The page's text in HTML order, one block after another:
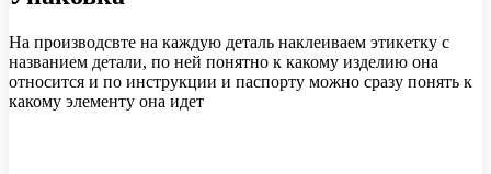
На производсвте на каждую деталь наклеиваем этикетку с
названием детали, по ней понятно к какому изделию она
относится и по инструкции и паспорту можно сразу понять к
какому элементу она идет